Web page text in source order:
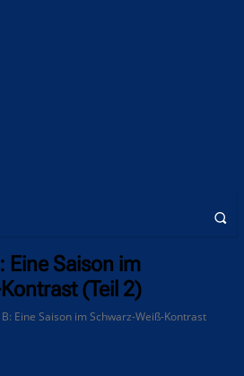
Eine Saison im
(Teil 2)
Eine Saison im Schwarz-Weiß-Kontrast